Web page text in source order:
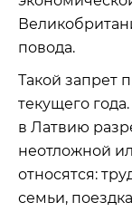
повода.
Такой запрет
текущего
в Латвию
неотложной
относятся:
семьи,